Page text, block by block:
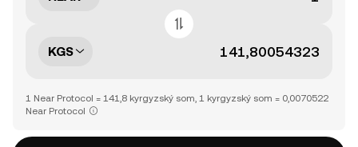
KGS
1 Near Protocol = 141,8 kyrgyzský som, 1 kyrgyzský som = 0,0070522
Near Protocol